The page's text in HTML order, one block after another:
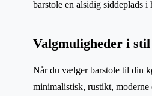
barstole en alsidig siddeplads i
Valgmuligheder i stil
Når du vælger barstole til din
minimalistisk, rustikt,